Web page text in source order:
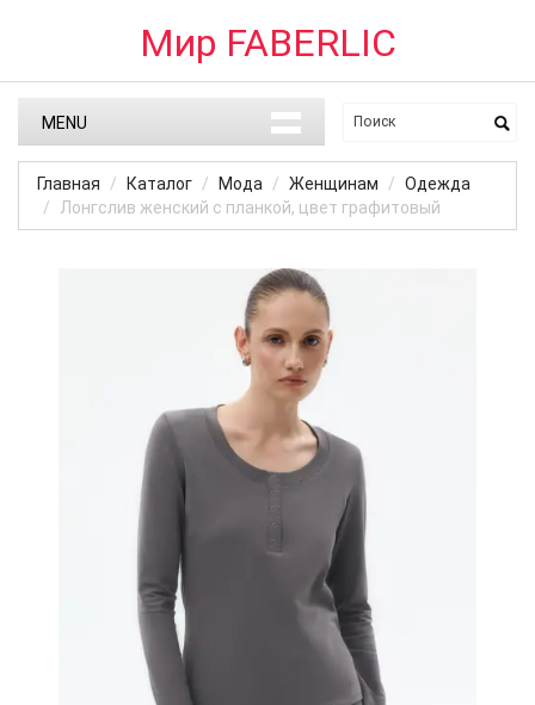
Мир FABERLIC
MENU
Главная Каталог Мода Женщинам
Одежда
Лонгслив женский с планкой, цвет графитовый